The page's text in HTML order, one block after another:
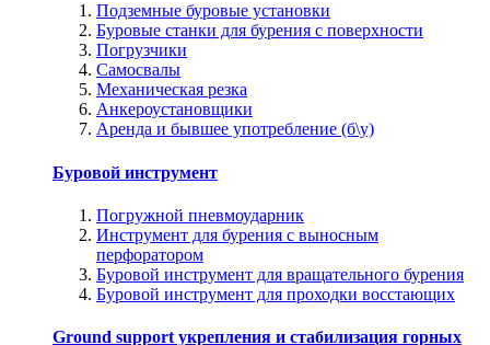
Подземные буровые установки
Буровые станки для бурения с поверхности
Погрузчики
Самосвалы
Механическая резка
Анкероустановщики
Аренда и бывшее употребление (б\у)
Буровой инструмент
Погружной пневмоударник
Инструмент для бурения с выносным
перфоратором
Буровой инструмент для вращательного бурения
Буровой инструмент для проходки восстающих
Ground support укрепления и стабилизация горных